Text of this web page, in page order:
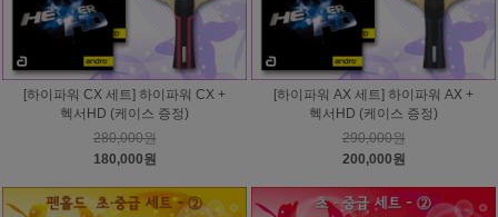
[하이파워 CX 세트] 하이파워 CX +
헥서HD (케이스 증정)
280,000원
180,000원
[하이파워 AX 세트] 하이파워 AX +
헥서HD (케이스 증정)
290,000원
200,000원